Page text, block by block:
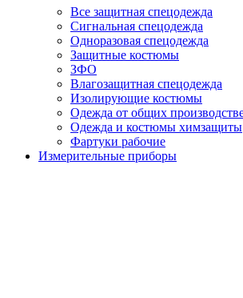
Все защитная спецодежда
Сигнальная спецодежда
Одноразовая спецодежда
Защитные костюмы
ЗФО
Влагозащитная спецодежда
Изолирующие костюмы
Одежда от общих
Одежда и костюмы химзащиты
Фартуки рабочие
Измерительные приборы